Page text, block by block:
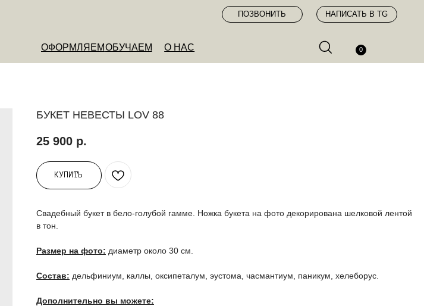
О НАС
ОФОРМЛЯЕМ ОБУЧАЕМ
НАПИСАТЬ В TG
БУКЕТ НЕВЕСТЫ LOV 88
25 900 р.
КУПИТЬ
Свадебный букет в бело-голубой гамме. Ножка букета на фото декорирована шелковой лентой
в тон.
Размер на фото: диаметр около 30 см.
Состав: дельфиниум, каллы, оксипеталум, эустома, часмантиум, паникум, хелеборус.
Дополнительно вы можете: